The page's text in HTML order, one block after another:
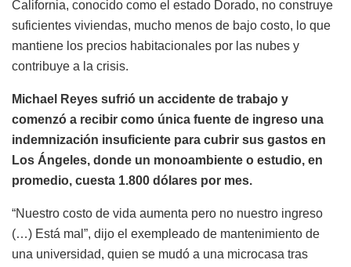
California, conocido como el estado Dorado, no construye
suficientes viviendas, mucho menos de bajo costo, lo que
mantiene los precios habitacionales por las nubes y
contribuye a la crisis.
Michael Reyes sufrió un accidente de trabajo y
comenzó a recibir como única fuente de ingreso una
indemnización insuficiente para cubrir sus gastos en
Los Ángeles, donde un monoambiente o estudio, en
promedio, cuesta 1.800 dólares por mes.
“Nuestro costo de vida aumenta pero no nuestro ingreso
(…) Está mal”, dijo el exempleado de mantenimiento de
una universidad, quien se mudó a una microcasa tras